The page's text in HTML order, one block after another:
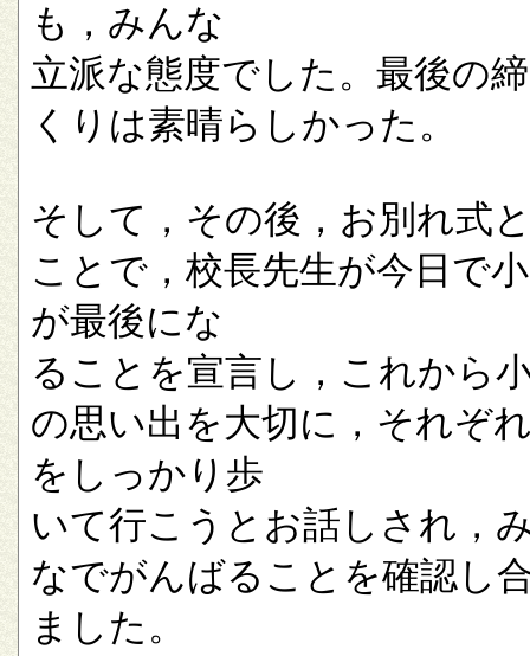
も，みんな
立派な態度でした。最後の
くりは素晴らしかった。
そして，その後，お別れ式
ことで，校長先生が今日で
が最後にな
ることを宣言し，これから
の思い出を大切に，それぞ
をしっかり歩
いて行こうとお話しされ，
なでがんばることを確認し
ました。